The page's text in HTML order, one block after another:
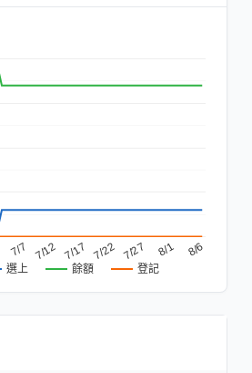
選上 餘額 登記
7/7 7/12 7/17 7/22 7/27 8/1 8/6